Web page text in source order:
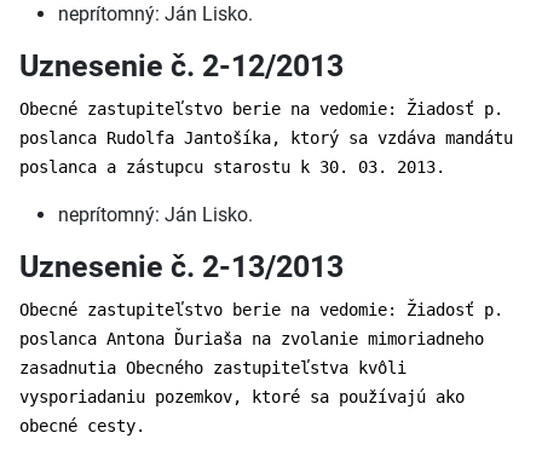
neprítomný: Ján Lisko.
Uznesenie č. 2-12/2013
Obecné zastupiteľstvo berie na vedomie: Žiadosť p.
poslanca Rudolfa Jantošíka, ktorý sa vzdáva mandátu
poslanca a zástupcu starostu k 30. 03. 2013.
neprítomný: Ján Lisko.
Uznesenie č. 2-13/2013
Obecné zastupiteľstvo berie na vedomie: Žiadosť p.
poslanca Antona Ďuriaša na zvolanie mimoriadneho
zasadnutia Obecného zastupiteľstva kvôli
vysporiadaniu pozemkov, ktoré sa používajú ako
obecné cesty.